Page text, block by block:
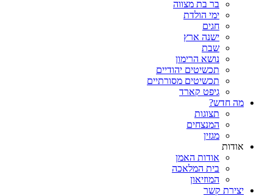
בר בת מצווה
ימי הולדת
חגים
ישנה ארץ
שבת
נושא הרימון
תכשיטים יהודיים
תכשיטים מסורתיים
גיפט קארד
מה חדש?
תצוגות
המנצחים
מגזין
אודות
אודות האמן
בית המלאכה
המוזיאון
יצירת קשר